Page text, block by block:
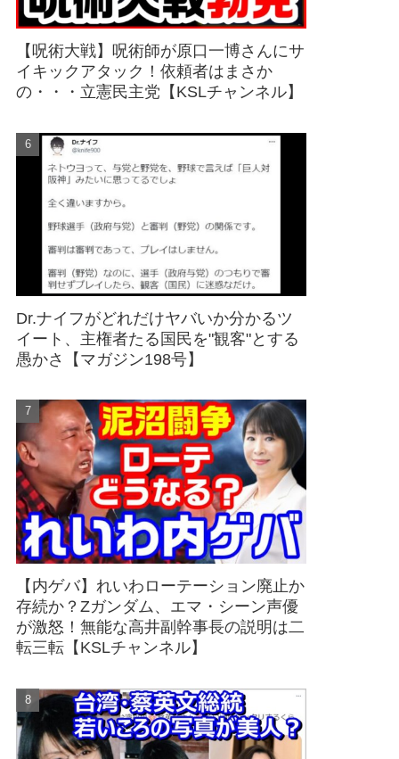
【呪術大戦】呪術師が原口一博さんにサ
イキックアタック！依頼者はまさか
の・・・立憲民主党【KSLチャンネル】
Dr.ナイフがどれだけヤバいか分かるツ
イート、主権者たる国民を"観客"とする
愚かさ【マガジン198号】
【内ゲバ】れいわローテーション廃止か
存続か？Zガンダム、エマ・シーン声優
が激怒！無能な高井副幹事長の説明は二
転三転【KSLチャンネル】